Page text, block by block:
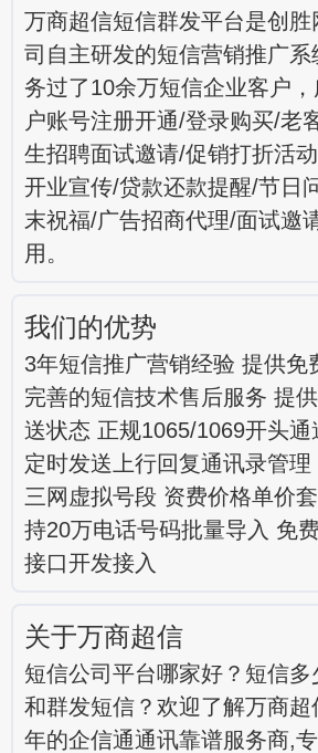
万商超信短信群发平台是创
司自主研发的短信营销推广系
务过了10余万短信企业客户
户账号注册开通/登录购买/老
生招聘面试邀请/促销打折活
开业宣传/贷款还款提醒/节日
末祝福/广告招商代理/面试邀
用。
我们的优势
3年短信推广营销经验 提供免
完善的短信技术售后服务 提
送状态 正规1065/1069开头通
定时发送上行回复通讯录管
三网虚拟号段 资费价格单价
持20万电话号码批量导入 免
接口开发接入
关于万商超信
短信公司平台哪家好？短信
和群发短信？欢迎了解万商
年的企信通通讯靠谱服务商,